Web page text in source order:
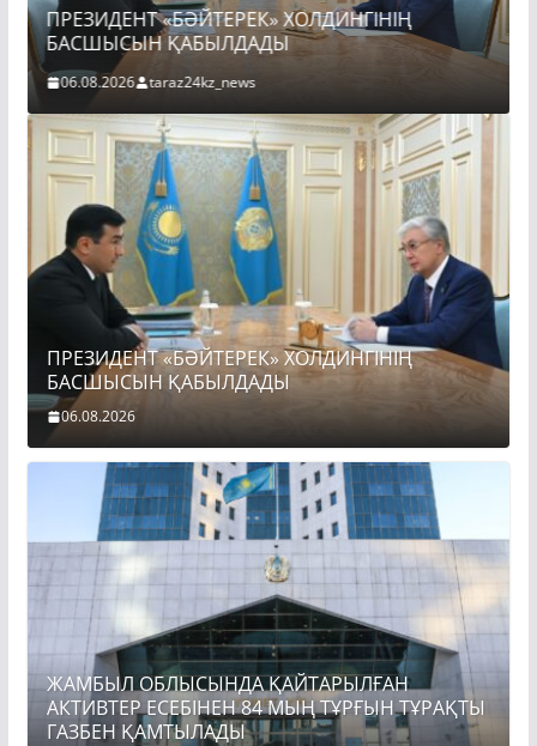
ПРЕЗИДЕНТ «БӘЙТЕРЕК» ХОЛДИНГІНІҢ
БАСШЫСЫН ҚАБЫЛДАДЫ
06.08.2026 taraz24kz_news
ПРЕЗИДЕНТ «БӘЙТЕРЕК» ХОЛДИНГІНІҢ
БАСШЫСЫН ҚАБЫЛДАДЫ
06.08.2026
ЖАМБЫЛ ОБЛЫСЫНДА ҚАЙТАРЫЛҒАН
АКТИВТЕР ЕСЕБІНЕН 84 МЫҢ ТҰРҒЫН ТҰРАҚТЫ
ГАЗБЕН ҚАМТЫЛАДЫ